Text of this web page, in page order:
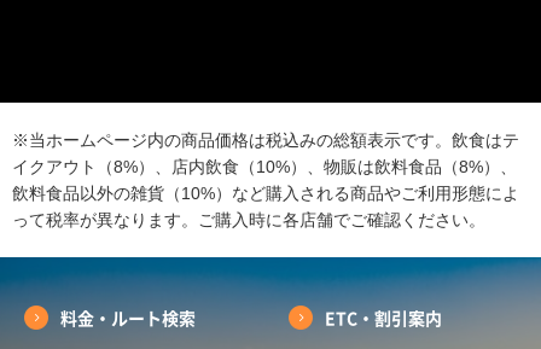
※当ホームページ内の商品価格は税込みの総額表示です。飲食はテ
イクアウト（8%）、店内飲食（10%）、物販は飲料食品（8%）、
飲料食品以外の雑貨（10%）など購入される商品やご利用形態によ
って税率が異なります。ご購入時に各店舗でご確認ください。
料金・ルート検索 ETC・割引案内